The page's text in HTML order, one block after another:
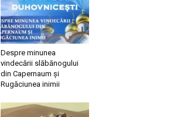
Despre minunea
vindecării slăbănogului
din Capernaum și
Rugăciunea inimii